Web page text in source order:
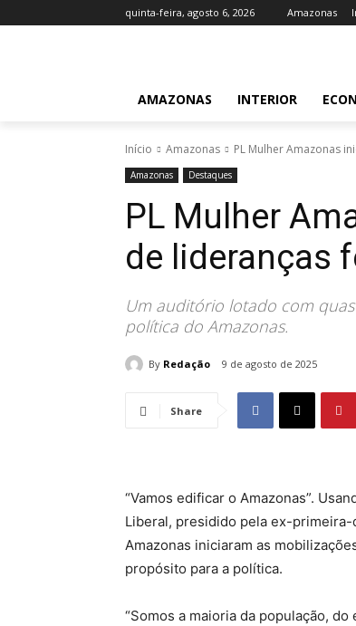
quinta-feira, agosto 6, 2026 Amazonas
AMAZONAS INTERIOR
Início Amazonas PL Mulher Amazonas
Amazonas Destaques
PL Mulher
de lideranças
Um auditório lotado com
política do Amazonas.
By Redação 9 de agosto de 2025
Share
“Vamos edificar o Amazonas”.
Liberal, presidido pela ex-
Amazonas iniciaram as
propósito para a política.
“Somos a maioria da população,